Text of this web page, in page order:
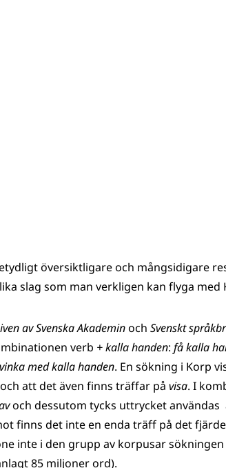
översiktligare och mångsidigare
slag som man verkligen kan flyga med
av Svenska Akademinoch Svenskt
verb + kalla handen: få kalla
med kalla handen. En sökning i Korp
att det även finns träffar på visa. I
och dessutom tycks uttrycket användas
finns det inte en enda träff på det
inte i den grupp av korpusar
85 miljoner ord).